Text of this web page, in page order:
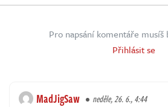
Pro napsání komentáře musíš
Přihlásit se
MadJigSaw neděle, 26. 6., 4:44